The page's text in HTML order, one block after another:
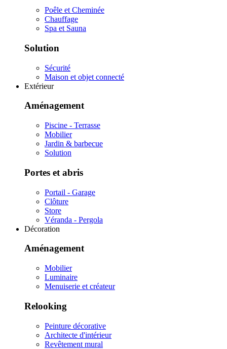
Poêle et Cheminée
Chauffage
Spa et Sauna
Solution
Sécurité
Maison et objet connecté
Extérieur
Aménagement
Piscine - Terrasse
Mobilier
Jardin & barbecue
Solution
Portes et abris
Portail - Garage
Clôture
Store
Véranda - Pergola
Décoration
Aménagement
Mobilier
Luminaire
Menuiserie et créateur
Relooking
Peinture décorative
Architecte d'intérieur
Revêtement mural